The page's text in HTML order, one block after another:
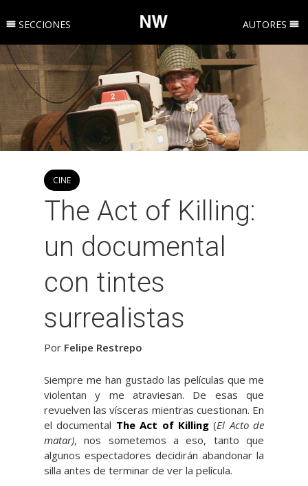
SECCIONES AUTORES
CINE
The Act of Killing:
un documental
con tintes
surrealistas
Por Felipe Restrepo
Siempre me han gustado las películas que me
violentan y me atraviesan. De esas que
revuelven las vísceras mientras cuestionan. En
el documental The Act of Killing(El Acto de
matar), nos sometemos a eso, tanto que
algunos espectadores decidirán abandonar la
silla antes de terminar de ver la película.